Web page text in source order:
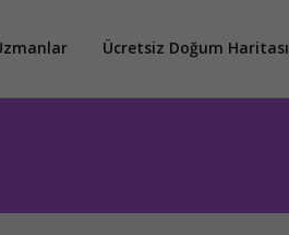
Ücretsiz Doğum Haritası